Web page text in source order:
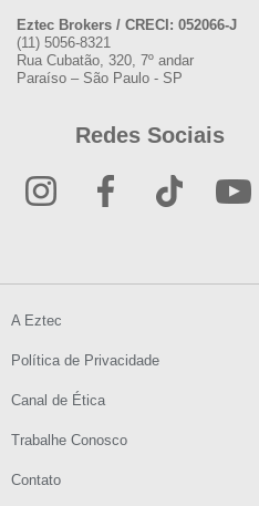
Eztec Brokers / CRECI: 052066-J
(11) 5056-8321
Rua Cubatão, 320, 7º andar
Paraíso – São Paulo - SP
Redes Sociais
A Eztec
Política de Privacidade
Canal de Ética
Trabalhe Conosco
Contato